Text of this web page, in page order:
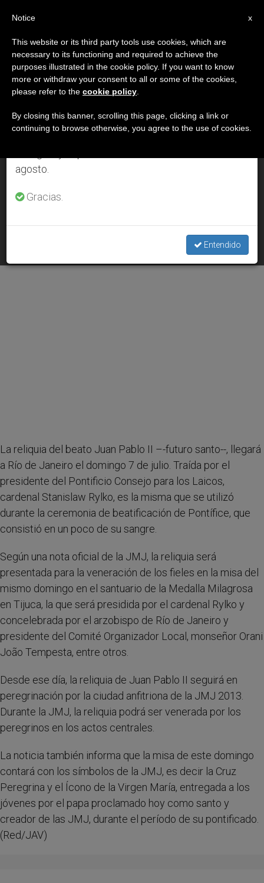
DÍA
Julio 5th, 2013
ÚLTIMAS NOTICIAS
A 18 días de la JMJ: El domingo llega a Río la reliquia del
JUL 05, 2013 00:00
La reliquia del beato Juan Pablo II –-futuro santo--, llegará
a Río de Janeiro el domingo 7 de julio. Traída por el
presidente del Pontificio Consejo para los Laicos,
cardenal Stanislaw Rylko, es la misma que se utilizó
durante la ceremonia de beatificación de Pontífice, que
consistió en un poco de su sangre.
Según una nota oficial de la JMJ, la reliquia será
presentada para la veneración de los fieles en la misa del
mismo domingo en el santuario de la Medalla Milagrosa
en Tijuca, la que será presidida por el cardenal Rylko y
concelebrada por el arzobispo de Río de Janeiro y
presidente del Comité Organizador Local, monseñor Orani
João Tempesta, entre otros.
Desde ese día, la reliquia de Juan Pablo II seguirá en
peregrinación por la ciudad anfitriona de la JMJ 2013.
Durante la JMJ, la reliquia podrá ser venerada por los
peregrinos en los actos centrales.
La noticia también informa que la misa de este domingo
contará con los símbolos de la JMJ, es decir la Cruz
Peregrina y el Ícono de la Virgen María, entregada a los
jóvenes por el papa proclamado hoy como santo y
creador de las JMJ, durante el período de su pontificado.
(Red/JAV)
×
Aviso importante
Del 27 de julio al 7 de agosto haremos la pausa
anual, aprovechando que en el periodo de verano
se generan menos informaciones y también el
agosto.
Gracias.
Entendido
x
Notice
This website or its third party tools use cookies, which are
necessary to its functioning and required to achieve the
purposes illustrated in the cookie policy. If you want to know
more or withdraw your consent to all or some of the cookies,
please refer to the cookie policy
By closing this banner, scrolling this page, clicking a link or
continuing to browse otherwise, you agree to the use of cookies.